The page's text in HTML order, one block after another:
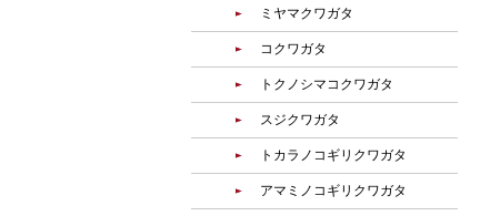
ミヤマクワガタ
コクワガタ
トクノシマコクワガタ
スジクワガタ
トカラノコギリクワガタ
アマミノコギリクワガタ